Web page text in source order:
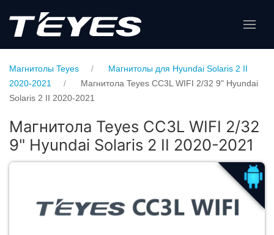
Магнитолы Teyes
Магнитолы для Hyundai Solaris 2 II
2020-2021
Магнитола Teyes CC3L WIFI 2/32 9" Hyundai
Solaris 2 II 2020-2021
Магнитола Teyes CC3L WIFI 2/32
9" Hyundai Solaris 2 II 2020-2021